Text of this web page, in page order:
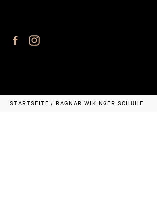
FacebookInstagram
STARTSEITE /RAGNAR WIKINGER SCHUHE